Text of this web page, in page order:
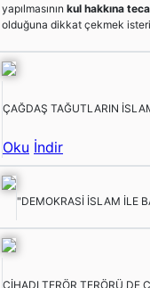
yapılmasının kul hakkına
olduğuna dikkat çekmek
ÇAĞDAŞ TAĞUTLARIN
Oku İndir
"DEMOKRASİ İSLAM İLE
CİHADI TERÖR TERÖRÜ DE